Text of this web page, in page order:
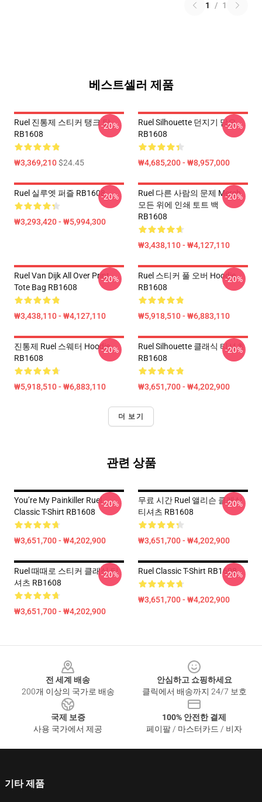
1 / 1
베스트셀러 제품
Ruel 진통제 스티커 탱크 탑
RB1608
₩3,369,210$24.45
-20%
Ruel Silhouette 던지기 담요
RB1608
₩4,685,200 - ₩8,957,000
-20%
Ruel 실루엣 퍼즐 RB1608
₩3,293,420 - ₩5,994,300
-20%
Ruel 다른 사람의 문제 Merch
모든 위에 인쇄 토트 백
RB1608
₩3,438,110 - ₩4,127,110
-20%
Ruel Van Dijk All Over Print
Tote Bag RB1608
₩3,438,110 - ₩4,127,110
-20%
Ruel 스티커 풀 오버 Hoodie
RB1608
₩5,918,510 - ₩6,883,110
-20%
진통제 Ruel 스웨터 Hoodie
RB1608
₩5,918,510 - ₩6,883,110
-20%
Ruel Silhouette 클래식 티셔츠
RB1608
₩3,651,700 - ₩4,202,900
-20%
더 보기
관련 상품
You’re My Painkiller Ruel
Classic T-Shirt RB1608
₩3,651,700 - ₩4,202,900
-20%
무료 시간 Ruel 앨리슨 클래식
티셔츠 RB1608
₩3,651,700 - ₩4,202,900
-20%
Ruel 때때로 스티커 클래식 티
셔츠 RB1608
₩3,651,700 - ₩4,202,900
-20% Ruel Classic T-Shirt RB1608
₩3,651,700 - ₩4,202,900
-20%
전 세계 배송
200개 이상의 국가로 배송
안심하고 쇼핑하세요
클릭에서 배송까지 24/7 보호
국제 보증
사용 국가에서 제공
100% 안전한 결제
페이팔 / 마스터카드 / 비자
기타 제품